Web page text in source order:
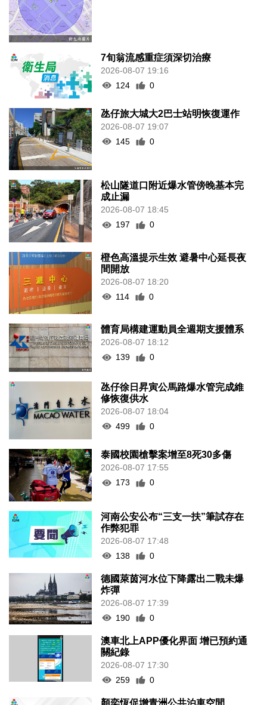
7旬翁流感重症須深切治療
2026-08-07 19:16
124
0
氹仔旅大城大2巴士站明恢復運作
2026-08-07 19:07
145
0
松山隧道口附近爆水管傍晚基本完
成止漏
2026-08-07 18:45
197
0
橙色高溫提示生效 避暑中心延長夜
間開放
2026-08-07 18:20
114
0
體育局構建運動員全週期支援體系
2026-08-07 18:12
139
0
氹仔徐日昇寅公馬路爆水管完成維
修恢復供水
2026-08-07 18:04
499
0
泰國校園槍擊案增至8死30多傷
2026-08-07 17:55
173
0
河南公安公布“三支一扶”筆試存在
作弊犯罪
2026-08-07 17:48
138
0
德國萊茵河水位下降露出二戰未爆
炸彈
2026-08-07 17:39
190
0
澳車北上APP優化界面 增已預約通
關紀錄
2026-08-07 17:30
259
0
顏奕恆促增青洲公共泊車空間